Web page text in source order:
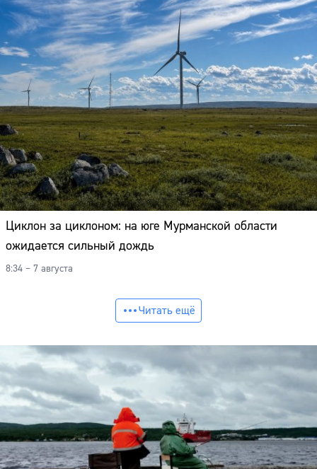
Циклон за циклоном: на юге Мурманской области
ожидается сильный дождь
8:34 – 7 августа
Читать ещё